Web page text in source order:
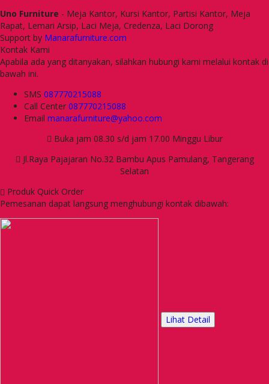
Uno Furniture - Meja Kantor, Kursi Kantor, Partisi Kantor, Meja
Rapat, Lemari Arsip, Laci Meja, Credenza, Laci Dorong
Support by Manarafurniture.com
Kontak Kami
Apabila ada yang ditanyakan, silahkan hubungi kami melalui kontak di
bawah ini.
SMS 087770215088
Call Center 087770215088
Email manarafurniture@yahoo.com
Buka jam 08.30 s/d jam 17.00 Minggu Libur
Jl.Raya Pajajaran No.32 Bambu Apus Pamulang, Tangerang
Selatan
Produk Quick Order
Pemesanan dapat langsung menghubungi kontak dibawah:
Lihat Detail